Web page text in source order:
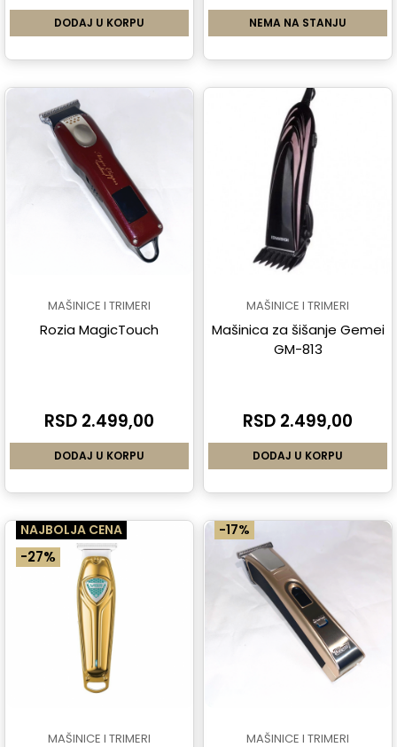
DODAJ U KORPU NEMA NA STANJU
MAŠINICE I TRIMERI
Rozia MagicTouch
RSD 2.499,00
DODAJ U KORPU
MAŠINICE I TRIMERI
Mašinica za šišanje Gemei
GM-813
RSD 2.499,00
DODAJ U KORPU
NAJBOLJA CENA
-27%
MAŠINICE I TRIMERI
-17%
MAŠINICE I TRIMERI